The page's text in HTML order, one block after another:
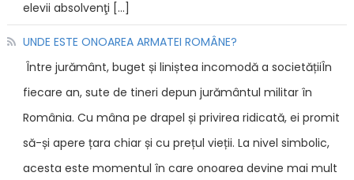
elevii absolvenţi […]
UNDE ESTE ONOAREA ARMATEI ROMÂNE?
Între jurământ, buget și liniștea incomodă a societățiiÎn
fiecare an, sute de tineri depun jurământul militar în
România. Cu mâna pe drapel și privirea ridicată, ei promit
să-și apere țara chiar și cu prețul vieții. La nivel simbolic,
acesta este momentul în care onoarea devine mai mult